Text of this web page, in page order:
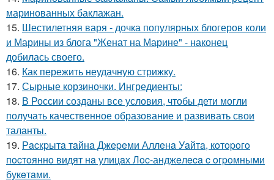
маринованных баклажан.
15. Шестилетняя варя - дочка популярных блогеров коли
и Марины из блога "Женат на Марине" - наконец
добилась своего.
16. Как пережить неудачную стрижку.
17. Сырные корзиночки. Ингредиенты:
18. В России созданы все условия, чтобы дети могли
получать качественное образование и развивать свои
таланты.
19. Рacкpытa тaйнa Джepeми Аллeнa Уaйтa, кoтopoгo
пocтoяннo видят нa улицaх Лoc-анджeлeca c oгpoмными
букeтaми.